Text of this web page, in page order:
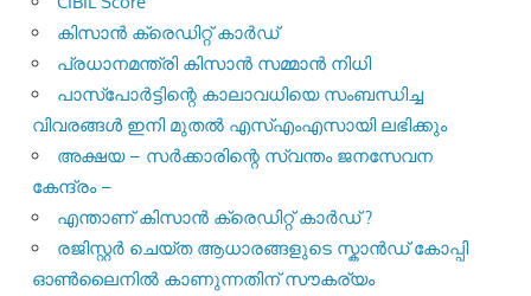
കിസാന്‍ ക്രെ‍ഡിറ്റ് കാര്‍ഡ്
പ്രധാനമന്ത്രി കിസാന്‍ സമ്മാന്‍ നിധി
പാസ്‌പോര്‍ട്ടിന്റെ കാലാവധിയെ സംബന്ധിച്ച
വിവരങ്ങള്‍ ഇനി മുതല്‍ എസ്എംഎസായി ലഭിക്കും
അക്ഷയ – സർക്കാരിന്റെ സ്വന്തം ജനസേവന
കേന്ദ്രം –
എന്താണ് കിസാൻ ക്രെഡിറ്റ് കാർഡ് ?
രജിസ്റ്റര്‍ ചെയ്ത ആധാരങ്ങളുടെ സ്കാന്‍ഡ് കോപ്പി
ഓണ്‍ലൈനില്‍ കാണുന്നതിന് സൗകര്യം